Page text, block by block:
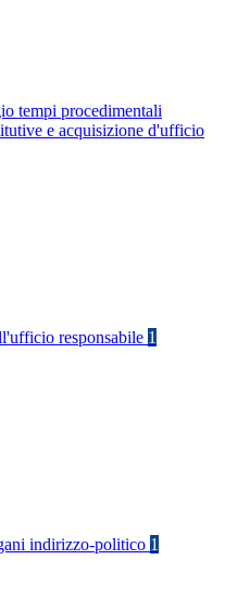
tempi procedimentali
e acquisizione d'ufficio
responsabile 1
indirizzo-politico 1